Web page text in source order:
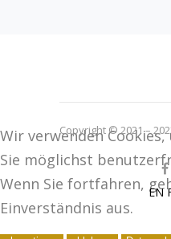
Wir verwenden
Sie möglichst
Wenn Sie fortfahren,
Einverständnis aus.
Copyright © 2021 –
EN